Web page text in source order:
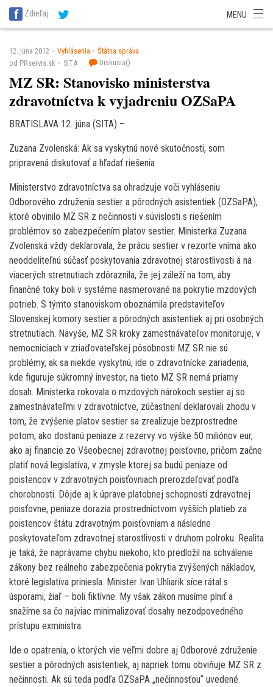
SITA Energetika
SITA Potravinárstvo
Zdieľaj MENU
12. júna 2012 Vyhlásenia
Štátna správa
od PRservis.sk
SITA Diskusia()
MZ SR: Stanovisko ministerstva
zdravotníctva k vyjadreniu OZSaPA
BRATISLAVA 12. júna (SITA) –
Zuzana Zvolenská: Ak sa vyskytnú nové skutočnosti, som
pripravená diskutovať a hľadať riešenia
Ministerstvo zdravotníctva sa ohradzuje voči vyhláseniu
Odborového združenia sestier a pôrodných asistentiek (OZSaPA),
ktoré obvinilo MZ SR z nečinnosti v súvislosti s riešením
problémov so zabezpečením platov sestier. Ministerka Zuzana
Zvolenská vždy deklarovala, že prácu sestier v rezorte vníma ako
neoddeliteľnú súčasť poskytovania zdravotnej starostlivosti a na
viacerých stretnutiach zdôraznila, že jej záleží na tom, aby
finančné toky boli v systéme nasmerované na pokrytie mzdových
potrieb. S týmto stanoviskom oboznámila predstaviteľov
Slovenskej komory sestier a pôrodných asistentiek aj pri osobných
stretnutiach. Navyše, MZ SR kroky zamestnávateľov monitoruje, v
nemocniciach v zriaďovateľskej pôsobnosti MZ SR nie sú
problémy, ak sa niekde vyskytnú, ide o zdravotnícke zariadenia,
kde figuruje súkromný investor, na tieto MZ SR nemá priamy
dosah. Ministerka rokovala o mzdových nárokoch sestier aj so
zamestnávateľmi v zdravotníctve, zúčastnení deklarovali zhodu v
tom, že zvýšenie platov sestier sa zrealizuje bezprostredne
potom, ako dostanú peniaze z rezervy vo výške 50 miliónov eur,
ako aj financie zo Všeobecnej zdravotnej poisťovne, pričom začne
platiť nová legislatíva, v zmysle ktorej sa budú peniaze od
poistencov v zdravotných poisťovniach prerozdeľovať podľa
chorobnosti. Dôjde aj k úprave platobnej schopnosti zdravotnej
poisťovne, peniaze dorazia prostredníctvom vyšších platieb za
poistencov štátu zdravotným poisťovniam a následne
poskytovateľom zdravotnej starostlivosti v druhom polroku. Realita
je taká, že naprávame chybu niekoho, kto predložil na schválenie
zákony bez reálneho zabezpečenia pokrytia zvýšených nákladov,
ktoré legislatíva priniesla. Minister Ivan Uhliarik síce rátal s
úsporami, žiaľ – boli fiktívne. My však zákon musíme plniť a
snažíme sa čo najviac minimalizovať dosahy nezodpovedného
prístupu exministra.
Ide o opatrenia, o ktorých vie veľmi dobre aj Odborové združenie
sestier a pôrodných asistentiek, aj napriek tomu obviňuje MZ SR z
nečinnosti. Ak sú teda podľa OZSaPA „nečinnosťou“ uvedené